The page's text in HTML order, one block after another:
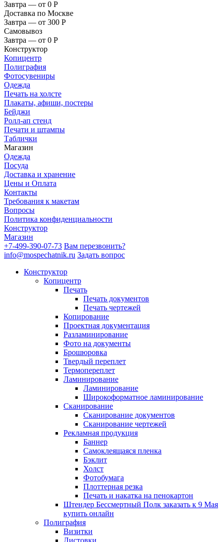
Завтра — от 0 Р
Доставка по Москве
Завтра — от 300 Р
Самовывоз
Завтра — от 0 Р
Конструктор
Копицентр
Полиграфия
Фотосувениры
Одежда
Печать на холсте
Плакаты, афиши, постеры
Бейджи
Ролл-ап стенд
Печати и штампы
Таблички
Магазин
Одежда
Посуда
Доставка и хранение
Цены и Оплата
Контакты
Требования к макетам
Вопросы
Политика конфиденциальности
Конструктор
Магазин
+7-499-390-07-73 Вам перезвонить?
info@mospechatnik.ru Задать вопрос
Конструктор
Копицентр
Печать
Печать документов
Печать чертежей
Копирование
Проектная документация
Разламинирование
Фото на документы
Брошюровка
Твердый переплет
Термопереплет
Ламинирование
Ламинирование
Широкоформатное ламинирование
Сканирование
Сканирование документов
Сканирование чертежей
Рекламная продукция
Баннер
Самоклеящаяся пленка
Бэклит
Холст
Фотобумага
Плоттерная резка
Печать и накатка на пенокартон
Штендер Бессмертный Полк заказать к 9 Мая
купить онлайн
Полиграфия
Визитки
Листовки